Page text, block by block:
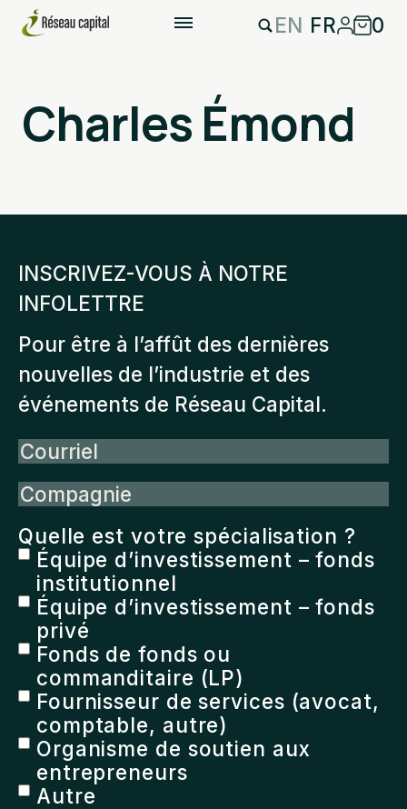
EN FR 0
Charles Émond
INSCRIVEZ-VOUS À NOTRE
INFOLETTRE
Pour être à l’affût des dernières
nouvelles de l’industrie et des
événements de Réseau Capital.
Courriel
Compagnie
Quelle est votre spécialisation ?
Équipe d’investissement – fonds
institutionnel
Équipe d’investissement – fonds
privé
Fonds de fonds ou
commanditaire (LP)
Fournisseur de services (avocat,
comptable, autre)
Organisme de soutien aux
entrepreneurs
Autre